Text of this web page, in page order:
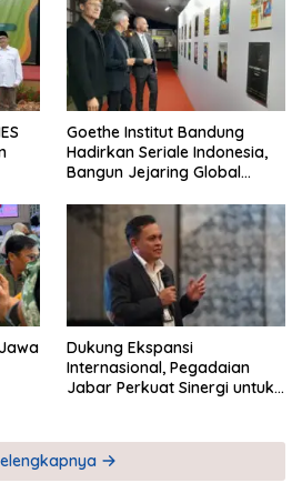
Goethe Institut Bandung
Hadirkan Seriale Indonesia,
Bangun Jejaring Global
Dukung Ekspansi
Internasional, Pegadaian
Jabar Perkuat Sinergi untuk